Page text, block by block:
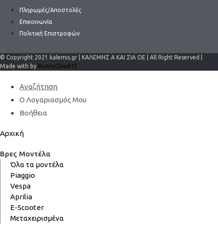
Πληρωμές/Αποστολές
Επικοινωνία
Πολιτική Επιστροφών
© Copyright 2021 kalemis.gr | ΚΑΛΕΜΗΣ Α ΚΑΙ ΣΙΑ ΟΕ | All Right Reserved |
Made with by BunnyCloud.IT
Αναζήτηση
Ο Λογαριασμός Μου
Βοήθεια
Αρχική
Βρες Μοντέλα
Όλα τα μοντέλα
Piaggio
Vespa
Aprilia
E-Scooter
Μεταχειρισμένα